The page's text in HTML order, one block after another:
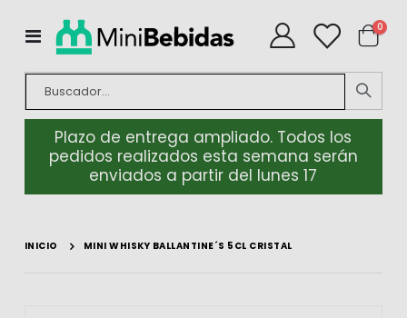
Toggle
Nav
Cart
0
Plazo de entrega ampliado. Todos los
pedidos realizados esta semana serán
enviados a partir del lunes 17
INICIO MINI WHISKY BALLANTINE´S 5CL CRISTAL